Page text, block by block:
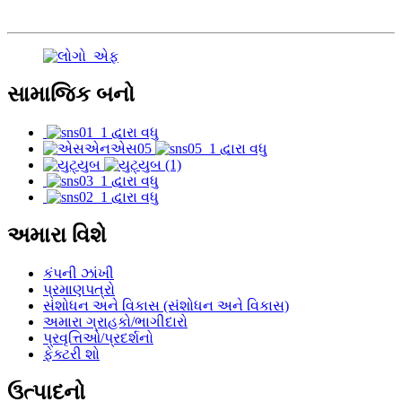
સામાજિક બનો
અમારા વિશે
કંપની ઝાંખી
પ્રમાણપત્રો
સંશોધન અને વિકાસ (સંશોધન અને વિકાસ)
અમારા ગ્રાહકો/ભાગીદારો
પ્રવૃત્તિઓ/પ્રદર્શનો
ફેક્ટરી શો
ઉત્પાદનો